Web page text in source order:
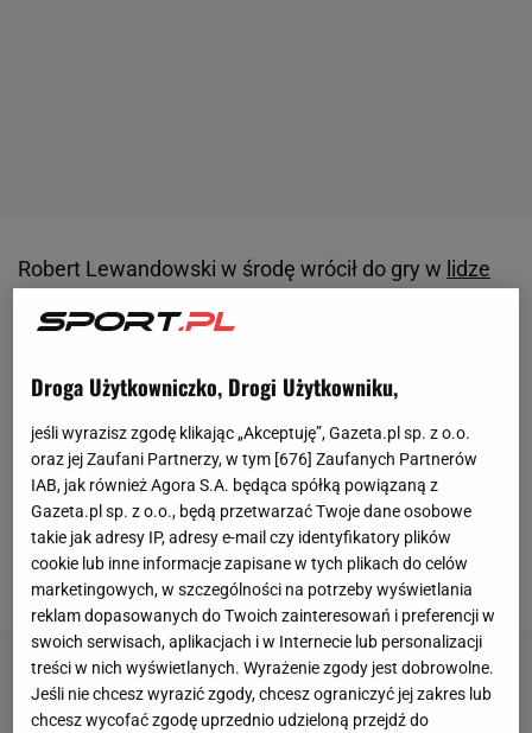
Robert Lewandowski w środę wrócił do gry w lidze
w listopadowym spotkaniu z Osasuną. FC Barcelona
pokonała Real Betis 2:1, a Polak zdobył jedną z
bramek. Było to jego pierwsze trafienie w
rozgrywkachLa Ligiod 29 października. Kamery
telewizyjne nie wychwyciły pełnej celebracji
napastnika, ale od czego są media
społecznościowe? Napastnik zagrał na nosie
Komisji Ligi. Dosłownie.
Droga Użytkowniczko, Drogi Użytkowniku,
jeśli wyrazisz zgodę klikając „Akceptuję”, Gazeta.pl sp. z o.o.
oraz jej Zaufani Partnerzy, w tym [676] Zaufanych Partnerów
IAB, jak również Agora S.A. będąca spółką powiązaną z
Gazeta.pl sp. z o.o., będą przetwarzać Twoje dane osobowe
takie jak adresy IP, adresy e-mail czy identyfikatory plików
cookie lub inne informacje zapisane w tych plikach do celów
marketingowych, w szczególności na potrzeby wyświetlania
reklam dopasowanych do Twoich zainteresowań i preferencji w
swoich serwisach, aplikacjach i w Internecie lub personalizacji
treści w nich wyświetlanych. Wyrażenie zgody jest dobrowolne.
Jeśli nie chcesz wyrazić zgody, chcesz ograniczyć jej zakres lub
chcesz wycofać zgodę uprzednio udzieloną przejdź do